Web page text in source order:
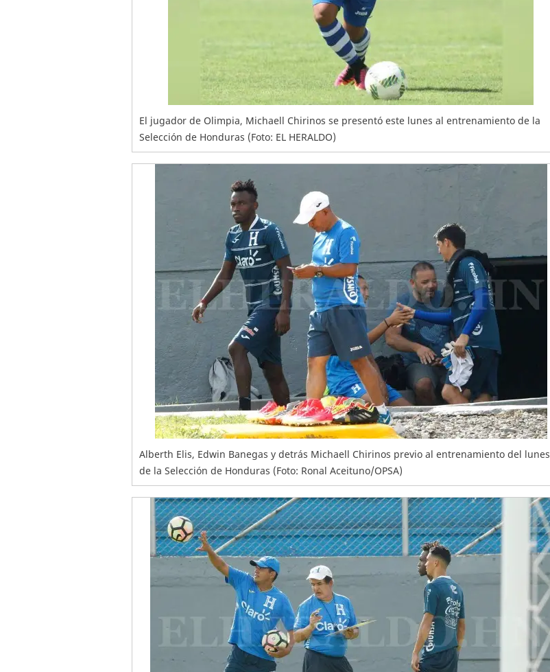
El jugador de Olimpia, Michaell Chirinos se presentó este lunes al entrenamiento de la
Selección de Honduras (Foto: EL HERALDO)
Alberth Elis, Edwin Banegas y detrás Michaell Chirinos previo al entrenamiento del lunes
de la Selección de Honduras (Foto: Ronal Aceituno/OPSA)